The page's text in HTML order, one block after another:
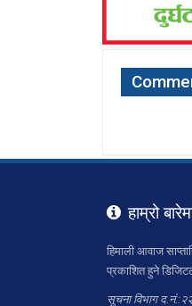
हाम्रो
हिमाली आवाज
प्रकाशित हुने
सूचना विभाग